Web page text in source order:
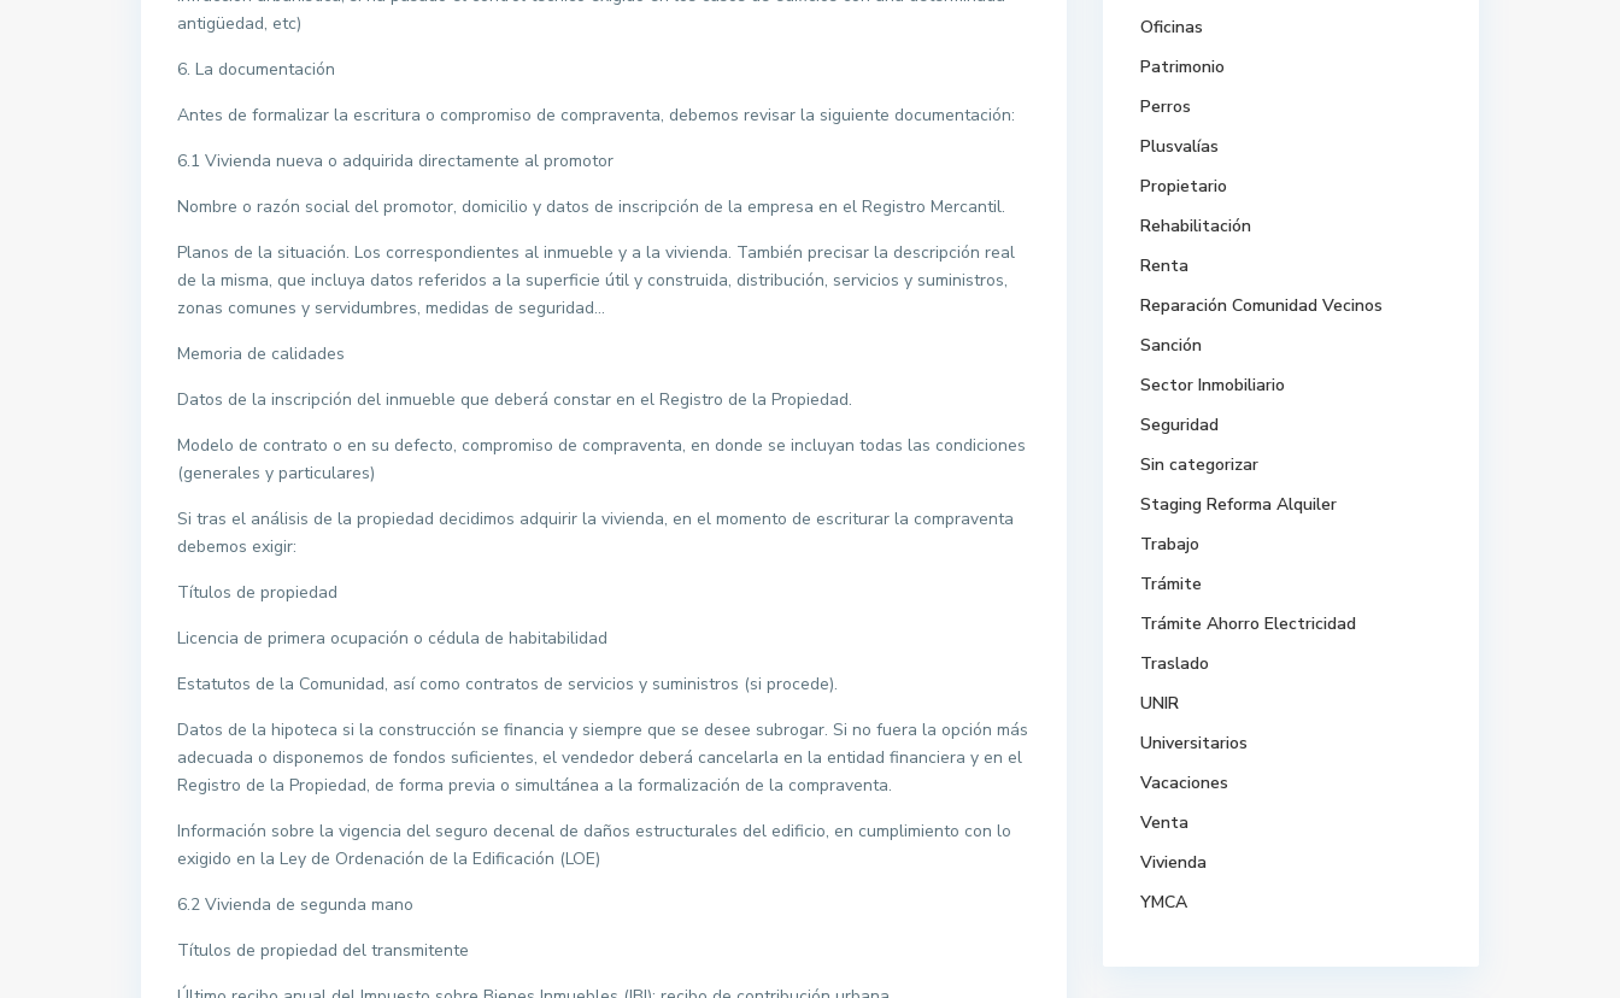
antigüedad, etc)
6. La documentación
Antes de formalizar la escritura o compromiso de compraventa, debemos revisar la siguiente documentación:
6.1 Vivienda nueva o adquirida directamente al promotor
Nombre o razón social del promotor, domicilio y datos de inscripción de la empresa en el Registro Mercantil.
Planos de la situación. Los correspondientes al inmueble y a la vivienda. También precisar la descripción real
de la misma, que incluya datos referidos a la superficie útil y construida, distribución, servicios y suministros,
zonas comunes y servidumbres, medidas de seguridad…
Memoria de calidades
Datos de la inscripción del inmueble que deberá constar en el Registro de la Propiedad.
Modelo de contrato o en su defecto, compromiso de compraventa, en donde se incluyan todas las condiciones
(generales y particulares)
Si tras el análisis de la propiedad decidimos adquirir la vivienda, en el momento de escriturar la compraventa
debemos exigir:
Títulos de propiedad
Licencia de primera ocupación o cédula de habitabilidad
Estatutos de la Comunidad, así como contratos de servicios y suministros (si procede).
Datos de la hipoteca si la construcción se financia y siempre que se desee subrogar. Si no fuera la opción más
adecuada o disponemos de fondos suficientes, el vendedor deberá cancelarla en la entidad financiera y en el
Registro de la Propiedad, de forma previa o simultánea a la formalización de la compraventa.
Información sobre la vigencia del seguro decenal de daños estructurales del edificio, en cumplimiento con lo
exigido en la Ley de Ordenación de la Edificación (LOE)
6.2 Vivienda de segunda mano
Títulos de propiedad del transmitente
Oficinas
Patrimonio
Perros
Plusvalías
Propietario
Rehabilitación
Renta
Reparación Comunidad Vecinos
Sanción
Sector Inmobiliario
Seguridad
Sin categorizar
Staging Reforma Alquiler
Trabajo
Trámite
Trámite Ahorro Electricidad
Traslado
UNIR
Universitarios
Vacaciones
Venta
Vivienda
YMCA